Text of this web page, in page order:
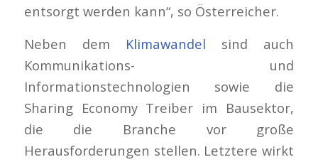
entsorgt werden kann“, so Österreicher.
Neben dem Klimawandel sind auch
Kommunikations- und
Informationstechnologien sowie die
Sharing Economy Treiber im Bausektor,
die die Branche vor große
Herausforderungen stellen. Letztere wirkt